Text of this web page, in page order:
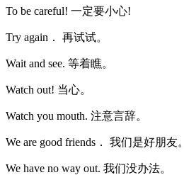
To be careful! 一定要小心!
Try again． 再试试。
Wait and see. 等着瞧。
Watch out! 当心。
Watch you mouth. 注意言辞。
We are good friends． 我们是好朋友。
We have no way out. 我们没办法。